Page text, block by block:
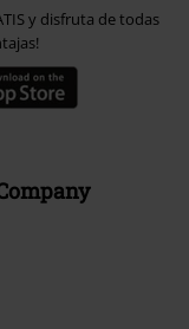
y disfruta de todas